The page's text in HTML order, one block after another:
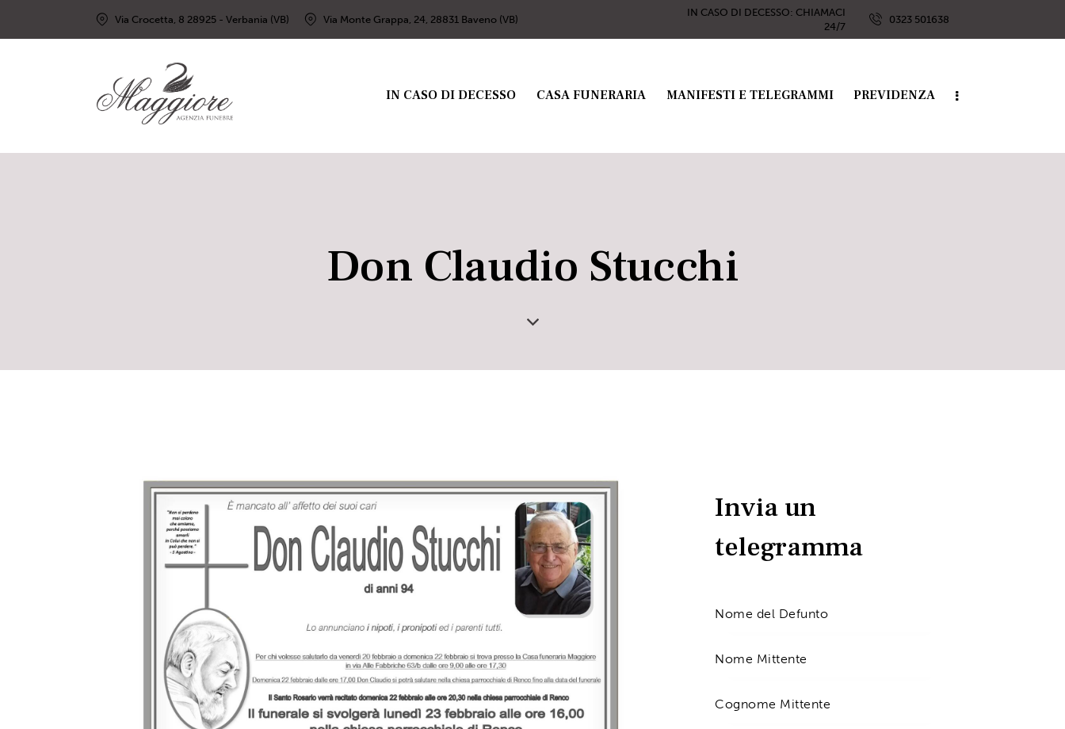
Via Crocetta, 8 28925 - Verbania (VB) Via Monte Grappa, 24, 28831 Baveno (VB)
IN CASO DI DECESSO: CHIAMACI
24/7
0323 501638
IN CASO DI DECESSO CASA FUNERARIA MANIFESTI E TELEGRAMMI PREVIDENZA
Don Claudio Stucchi
Invia un
telegramma